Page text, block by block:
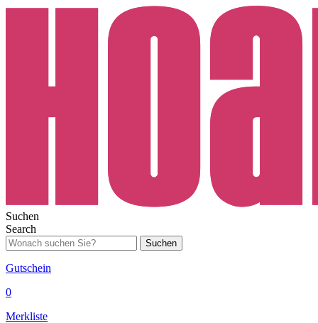
Suchen
Search
Suchen
Gutschein
0
Merkliste